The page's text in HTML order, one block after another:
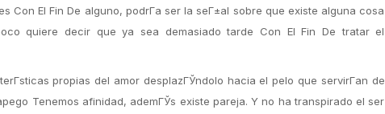
Con El Fin De alguno, podrГ­a ser la seГ±al sobre que existe alguna cosa
quiere decir que ya sea demasiado tarde Con El Fin De tratar el
propias del amor desplazГЎndolo hacia el pelo que servirГ­an de
Tenemos afinidad, ademГЎs existe pareja. Y no ha transpirado el ser